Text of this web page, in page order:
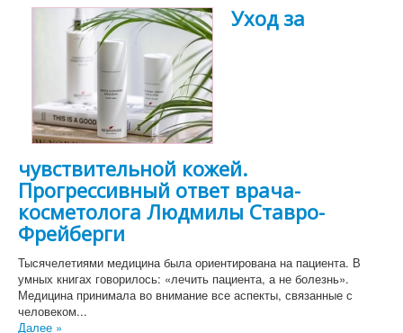
Уход за
чувствительной кожей.
Прогрессивный ответ врача-
косметолога Людмилы Ставро-
Фрейберги
Тысячелетиями медицина была ориентирована на пациента. В
умных книгах говорилось: «лечить пациента, а не болезнь».
Медицина принимала во внимание все аспекты, связанные с
человеком...
Далее »